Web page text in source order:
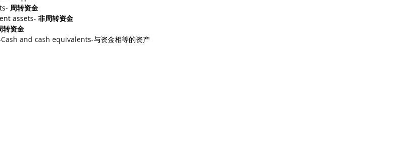
周转资金
assets- 非周转资金
转资金
Cash and cash equivalents-与资金相等的资产